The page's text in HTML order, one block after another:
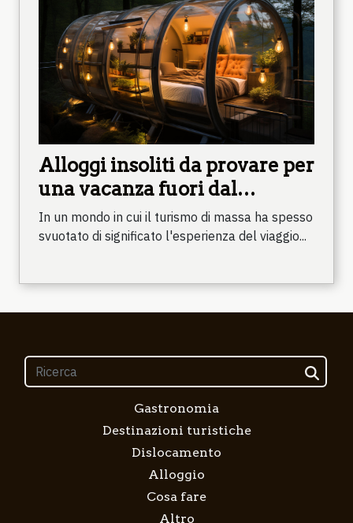
Alloggi insoliti da provare per
una vacanza fuori dal
comune
In un mondo in cui il turismo di massa ha spesso
svuotato di significato l'esperienza del viaggio...
Gastronomia
Destinazioni turistiche
Dislocamento
Alloggio
Cosa fare
Altro